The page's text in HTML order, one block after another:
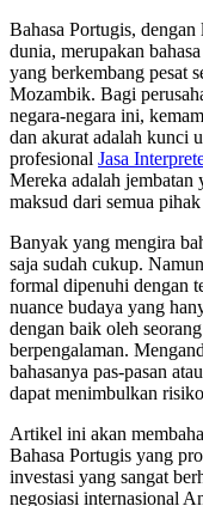
Bahasa Portugis,
dunia, merupakan
yang berkembang pesat
Mozambik. Bagi
negara-negara ini,
dan akurat adalah kunci
profesional Jasa
Mereka adalah jembatan
maksud dari semua
Banyak yang mengira
saja sudah cukup.
formal dipenuhi dengan
nuance budaya yang
dengan baik oleh
berpengalaman.
bahasanya pas-pasan
dapat menimbulkan
Artikel ini akan
Bahasa Portugis yang
investasi yang sangat
negosiasi internasional